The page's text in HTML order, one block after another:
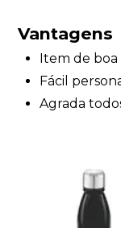
Vantagens
Item de
Fácil
Agrada